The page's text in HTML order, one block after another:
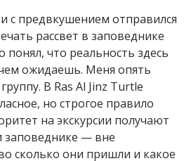
и с предвкушением отправился
рассвет в заповеднике
что реальность здесь
ожидаешь. Меня опять
В Ras Al Jinz Turtle
но строгое правило
на экскурсии получают
заповеднике — вне
сколько они пришли и какое